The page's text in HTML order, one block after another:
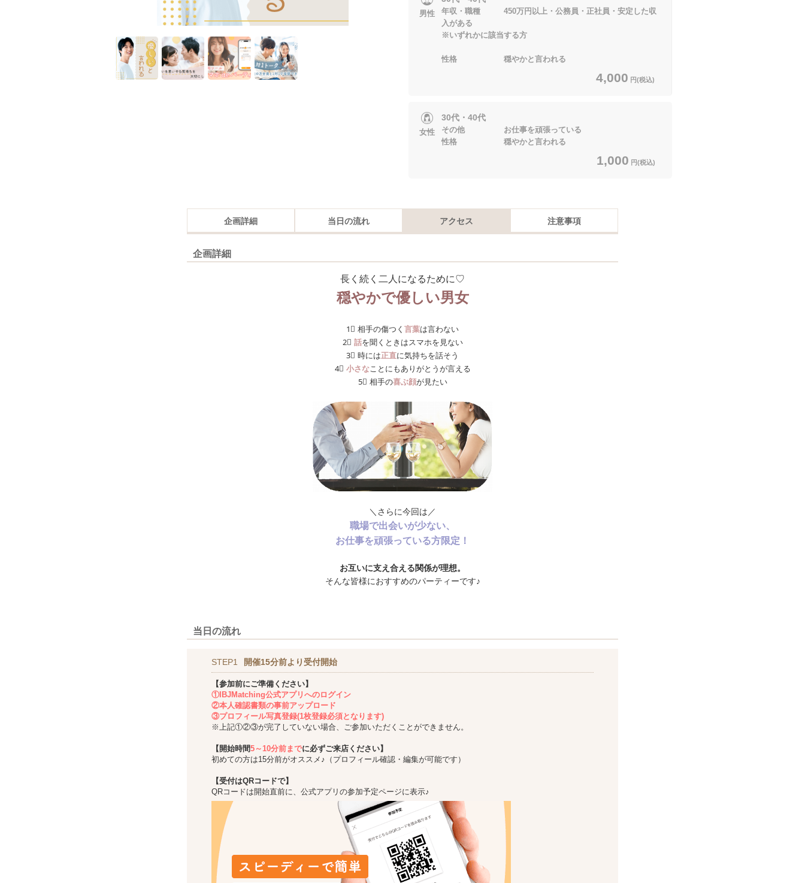
男性
年収・職種 450万円以上・公務員・正社員・安定した収
入がある
※いずれかに該当する方
性格 穏やかと言われる
4,000 円(税込)
女性
30代・40代
その他 お仕事を頑張っている
性格 穏やかと言われる
1,000 円(税込)
企画詳細 当日の流れ アクセス 注意事項
企画詳細
長く続く二人になるために♡
穏やかで優しい男女
1⃣ 相手の傷つく 言葉は言わない
2⃣ 話を聞くときはスマホを見ない
3⃣ 時には正直に気持ちを話そう
4⃣ 小さなことにもありがとうが言える
5⃣ 相手の喜ぶ顔が見たい
＼さらに今回は／
職場で出会いが少ない、
お仕事を頑張っている方限定！
お互いに支え合える関係が理想。
そんな皆様におすすめのパーティーです♪
当日の流れ
STEP1 開催15分前より受付開始
【参加前にご準備ください】
①IBJMatching公式アプリへのログイン
②本人確認書類の事前アップロード
③プロフィール写真登録(1枚登録必須となります)
※上記①②③が完了していない場合、ご参加いただくことができません。
【開始時間5～10分前までに必ずご来店ください】
初めての方は15分前がオススメ♪（プロフィール確認・編集が可能です）
【受付はQRコードで】
QRコードは開始直前に、公式アプリの参加予定ページに表示♪